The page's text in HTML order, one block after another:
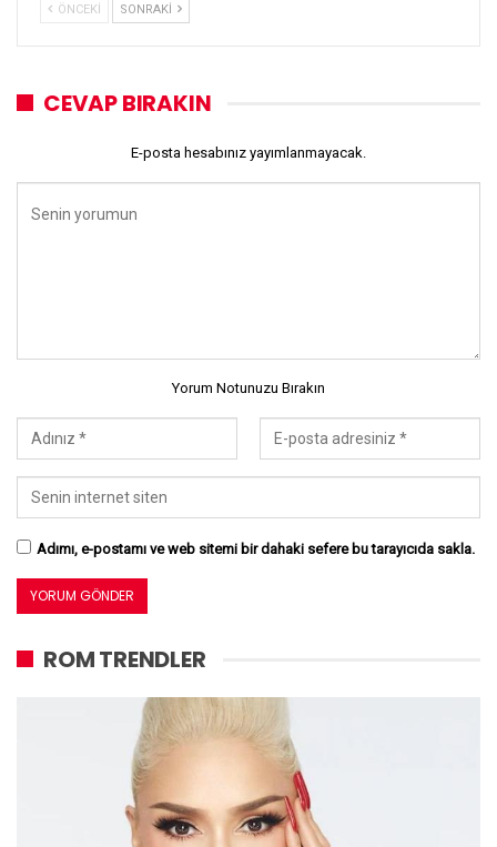
ÖNCEKI SONRAKI
CEVAP BIRAKIN
E-posta hesabınız yayımlanmayacak.
Yorum Notunuzu Bırakın
Adımı, e-postamı ve web sitemi bir dahaki sefere bu tarayıcıda sakla.
ROM TRENDLER